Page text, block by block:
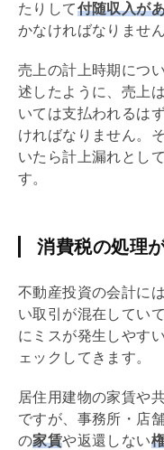
たりして付随収入が
かなければなりません
売上の計上時期につ
述したように、売上
いては支払われるは
ければなりません。
いたら計上漏れとし
す。
消費税の処理
不動産投資の会計には
い取引が混在してい
にミスが発生しやす
ェックしてきます。
居住用建物の家賃や
ですが、事務所・店
の家賃や返還しない